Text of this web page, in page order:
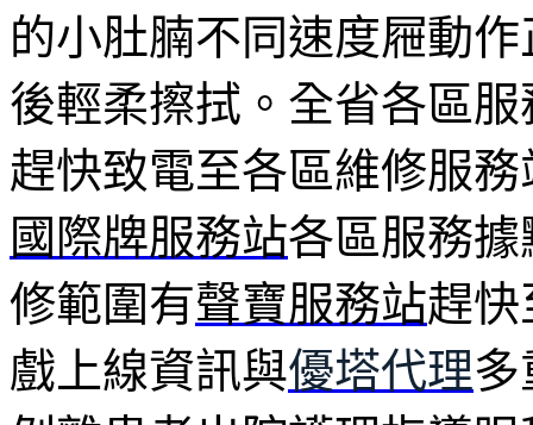
的小肚腩不同速度屜動
後輕柔擦拭。全省各區
趕快致電至各區維修服
國際牌服務站各區服務
修範圍有聲寶服務站趕
戲上線資訊與優塔代理多